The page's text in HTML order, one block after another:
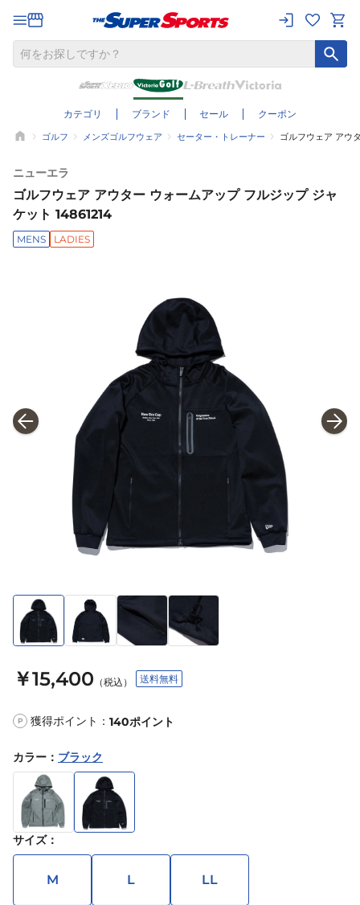
カテゴリ ブランド セール クーポン
ゴルフ メンズゴルフウェア セーター・トレーナー ゴルフウェア アウ
ニューエラ
ゴルフウェア アウター ウォームアップ フルジップ ジャ
ケット 14861214
MENS LADIES
￥15,400 （税込） 送料無料
P 獲得ポイント： 140ポイント
カラー ： ブラック
サイズ：
M L LL